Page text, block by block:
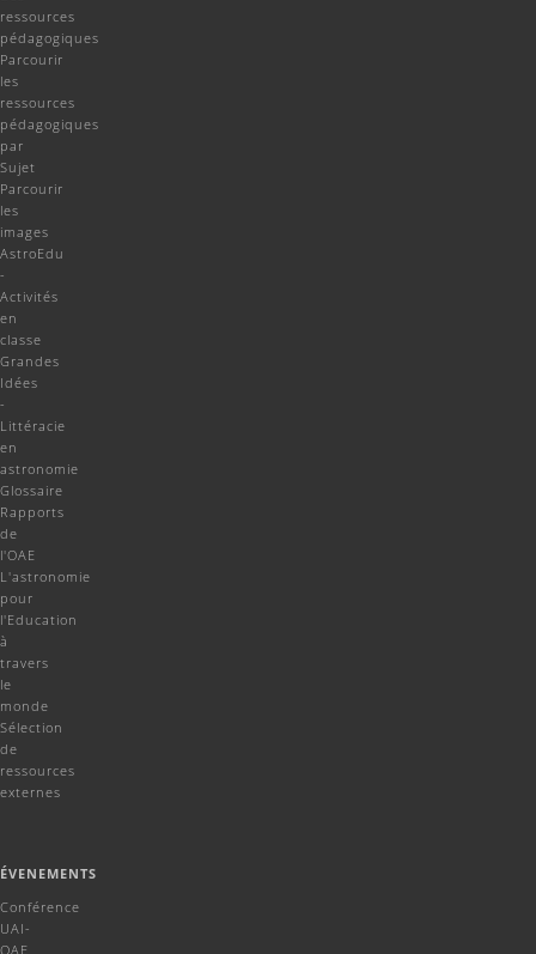
ressources
pédagogiques
Parcourir
les
ressources
pédagogiques
par
Sujet
Parcourir
les
images
AstroEdu
-
Activités
en
classe
Grandes
Idées
-
Littéracie
en
astronomie
Glossaire
Rapports
de
l'OAE
L'astronomie
pour
l'Education
à
travers
le
monde
Sélection
de
ressources
externes
ÉVENEMENTS
Conférence
UAI-
OAE